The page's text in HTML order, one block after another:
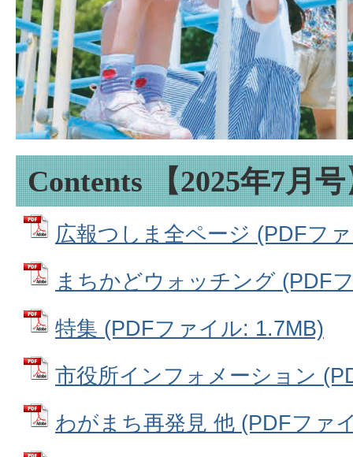
Contents 【2025年7月号
広報つしま全ページ (PDFフ
まちかどウォッチング (PDF
特集 (PDFファイル: 1.7MB)
市役所インフォメーション
わがまち再発見 他 (PDFファ